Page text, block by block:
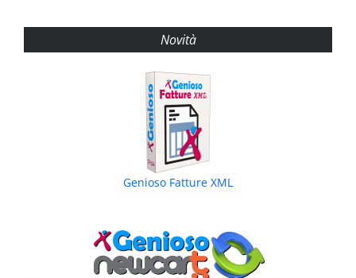
Novità
Genioso Fatture XML